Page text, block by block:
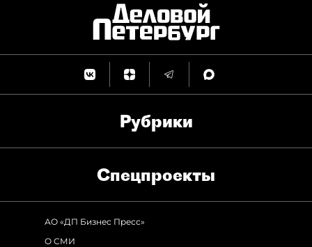
Рубрики
Спец­проекты
АО «ДП Бизнес Пресс»
О СМИ